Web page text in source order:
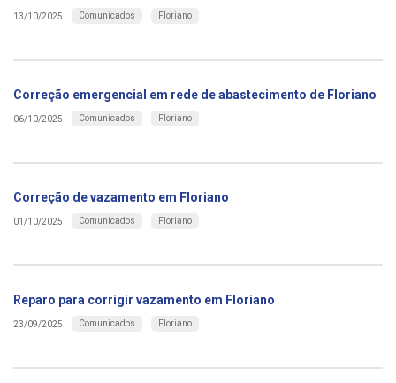
13/10/2025 Comunicados Floriano
Correção emergencial em rede de abastecimento de Floriano
06/10/2025 Comunicados Floriano
Correção de vazamento em Floriano
01/10/2025 Comunicados Floriano
Reparo para corrigir vazamento em Floriano
23/09/2025 Comunicados Floriano